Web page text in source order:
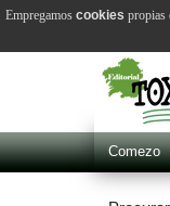
Comezo
Empregamos cookies propias